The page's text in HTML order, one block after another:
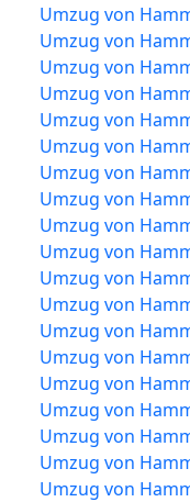
Umzug von
Umzug von
Umzug von
Umzug von
Umzug von
Umzug von
Umzug von
Umzug von
Umzug von
Umzug von
Umzug von
Umzug von
Umzug von
Umzug von
Umzug von
Umzug von
Umzug von
Umzug von
Umzug von